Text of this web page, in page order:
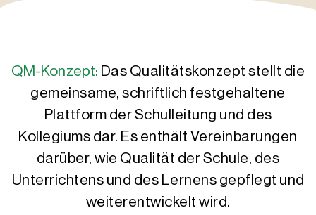
QM-Konzept: Das Qualitätskonzept stellt die
gemeinsame, schriftlich festgehaltene
Plattform der Schulleitung und des
Kollegiums dar. Es enthält Vereinbarungen
darüber, wie Qualität der Schule, des
Unterrichtens und des Lernens gepflegt und
weiterentwickelt wird.